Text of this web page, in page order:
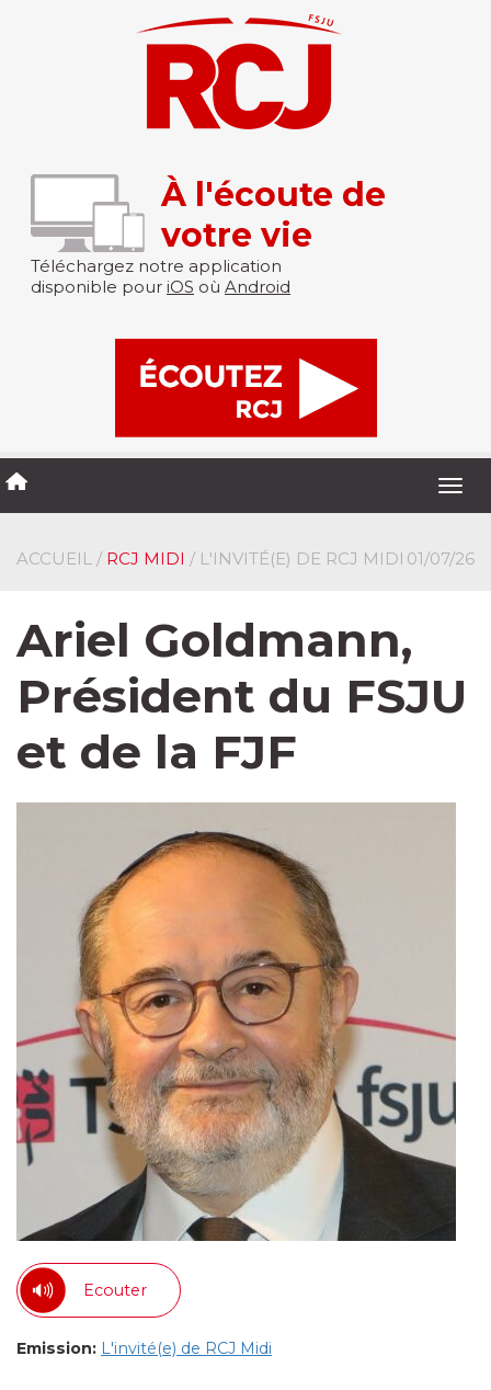
À l'écoute de
votre vie
Téléchargez notre application
disponible pour iOS où Android
ACCUEIL / RCJ MIDI / L'INVITÉ(E) DE RCJ MIDI 01/07/26
Ariel Goldmann,
Président du FSJU
et de la FJF
Ecouter
Emission: L'invité(e) de RCJ Midi